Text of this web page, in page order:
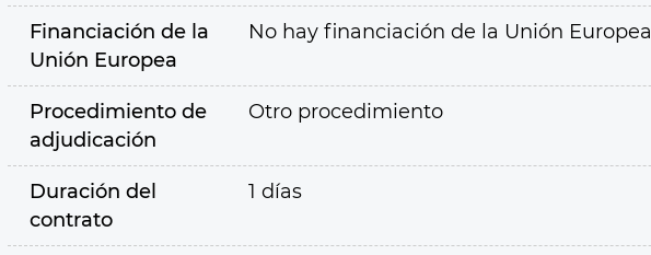
Financiación de la
Unión Europea
No hay financiación de la Unión Europea
Procedimiento de
adjudicación
Otro procedimiento
Duración del
contrato
1 días